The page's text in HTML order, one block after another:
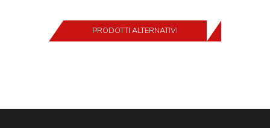
PRODOTTI ALTERNATIVI